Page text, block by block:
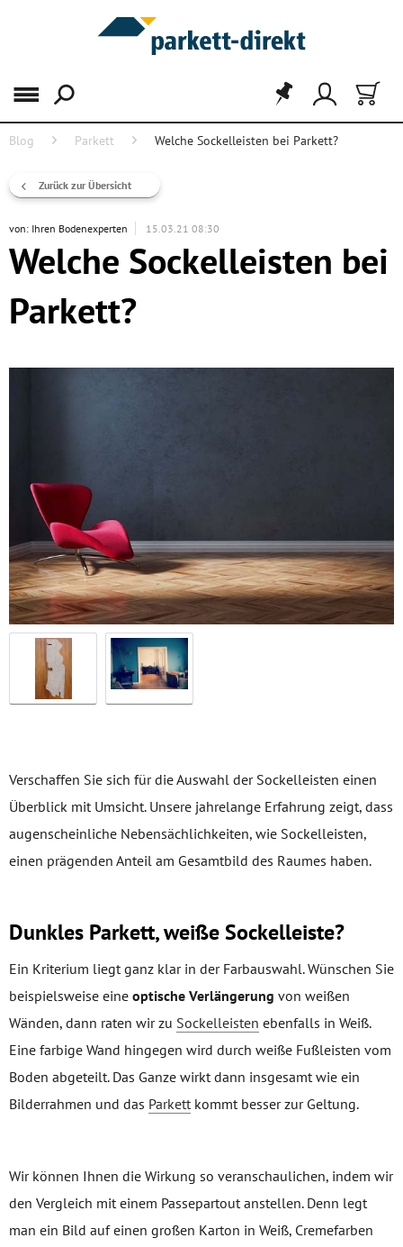
Menü
Blog Parkett Welche Sockelleisten bei Parkett?
Zurück zur Übersicht
Welche Sockelleisten bei
Parkett?
von: Ihren Bodenexperten 15.03.21 08:30
Verschaffen Sie sich für die Auswahl der Sockelleisten einen
Überblick mit Umsicht. Unsere jahrelange Erfahrung zeigt, dass
augenscheinliche Nebensächlichkeiten, wie Sockelleisten,
einen prägenden Anteil am Gesamtbild des Raumes haben.
Dunkles Parkett, weiße Sockelleiste?
Ein Kriterium liegt ganz klar in der Farbauswahl. Wünschen Sie
beispielsweise eine optische Verlängerung von weißen
Wänden, dann raten wir zu Sockelleisten ebenfalls in Weiß.
Eine farbige Wand hingegen wird durch weiße Fußleisten vom
Boden abgeteilt. Das Ganze wirkt dann insgesamt wie ein
Bilderrahmen und das Parkettkommt besser zur Geltung.
Wir können Ihnen die Wirkung so veranschaulichen, indem wir
den Vergleich mit einem Passepartout anstellen. Denn legt
man ein Bild auf einen großen Karton in Weiß, Cremefarben